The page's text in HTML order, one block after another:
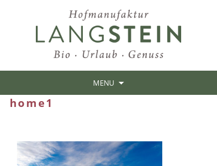
MENU
home1